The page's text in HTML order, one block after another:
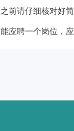
前请仔细核对好
应聘一个岗位，